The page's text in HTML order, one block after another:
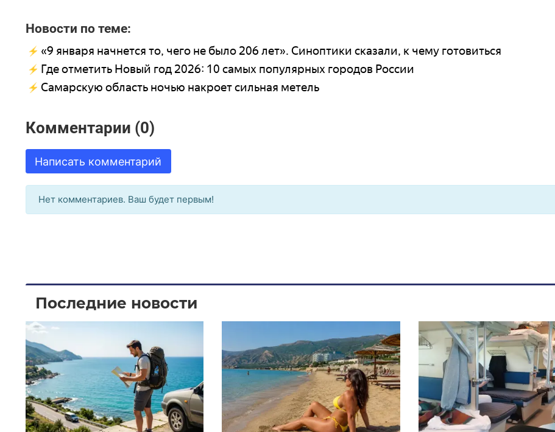
Новости по теме:
«9 января начнется то, чего не было 206 лет». Синоптики сказали, к чему готовиться
Где отметить Новый год 2026: 10 самых популярных городов России
Самарскую область ночью накроет сильная метель
Комментарии (0)
Написать комментарий
Нет комментариев. Ваш будет первым!
Последние новости